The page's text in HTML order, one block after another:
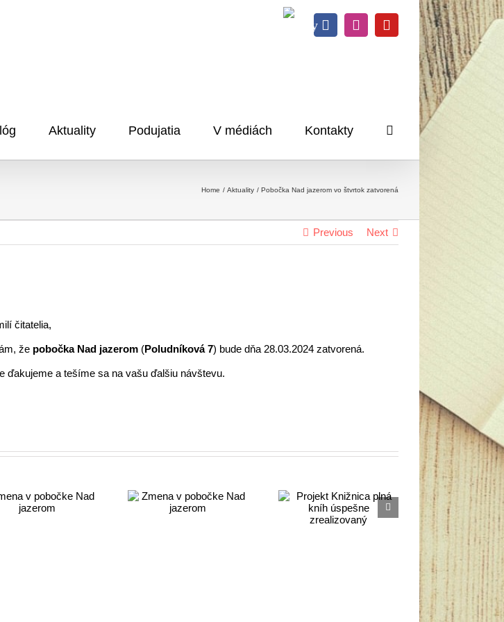
KnihyFacebookInstagramYouTube
Aktuality Podujatia V médiách Kontakty
Home Aktuality Pobočka Nad jazerom vo štvrtok zatvorená
Previous Next
čitatelia,
že pobočka Nad jazerom (Poludníková 7) bude dňa 28.03.2024 zatvorená.
ďakujeme a tešíme sa na vašu ďalšiu návštevu.
Zmena v
pobočke Nad
Projekt Knižnica
plná kníh